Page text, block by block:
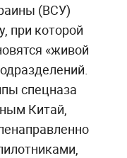
(ВСУ)
при которой
«живой
спецназа
Китай,